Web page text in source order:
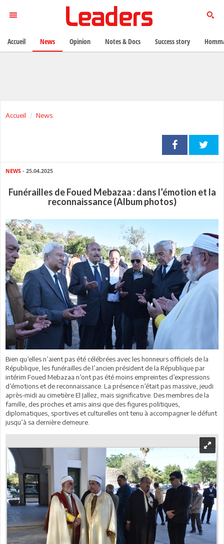
Accueil News
NEWS - 25.04.2025
Funérailles de Foued Mebazaa : dans l’émotion et la
reconnaissance (Album photos)
Bien qu’elles n’aient pas été célébrées avec les honneurs officiels de la
République, les funérailles de l’ancien président de la République par
intérim Foued Mebazaa n’ont pas été moins empreintes d’expressions
d’émotions et de reconnaissance. La présence n’était pas massive, jeudi
après-midi au cimetière El Jallez, mais significative. Des membres de la
famille, des proches et amis ainsi que des figures politiques,
diplomatiques, sportives et culturelles ont tenu à accompagner le défunt
jusqu’à sa dernière demeure.
Accueil News Opinion Notes & Docs Success story